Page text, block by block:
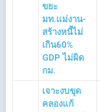
ขยะ
มท.แม่งาน-
สร้างหนี้ไม่
เกิน60%
GDP ไม่ผิด
กม.
เจาะงบขุด
คลองแก้